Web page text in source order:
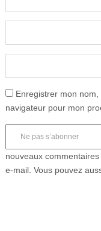
Enregistrer mon
navigateur pour mon
nouveaux
e-mail. Vous pouvez